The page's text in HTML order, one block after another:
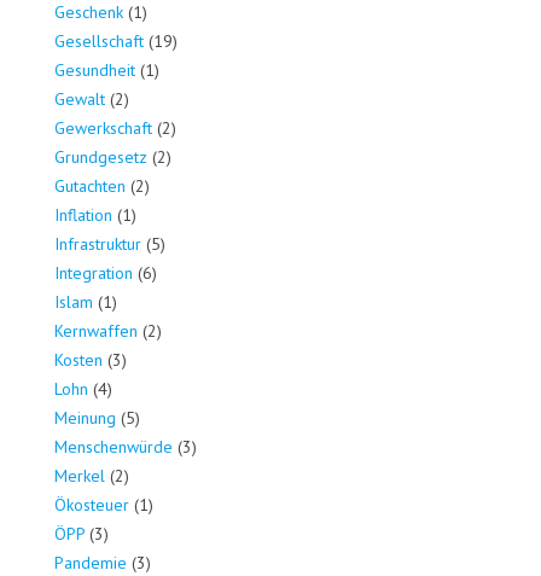
Geschenk (1)
Gesellschaft (19)
Gesundheit (1)
Gewalt (2)
Gewerkschaft (2)
Grundgesetz (2)
Gutachten (2)
Inflation (1)
Infrastruktur (5)
Integration (6)
Islam (1)
Kernwaffen (2)
Kosten (3)
Lohn (4)
Meinung (5)
Menschenwürde (3)
Merkel (2)
Ökosteuer (1)
ÖPP (3)
Pandemie (3)